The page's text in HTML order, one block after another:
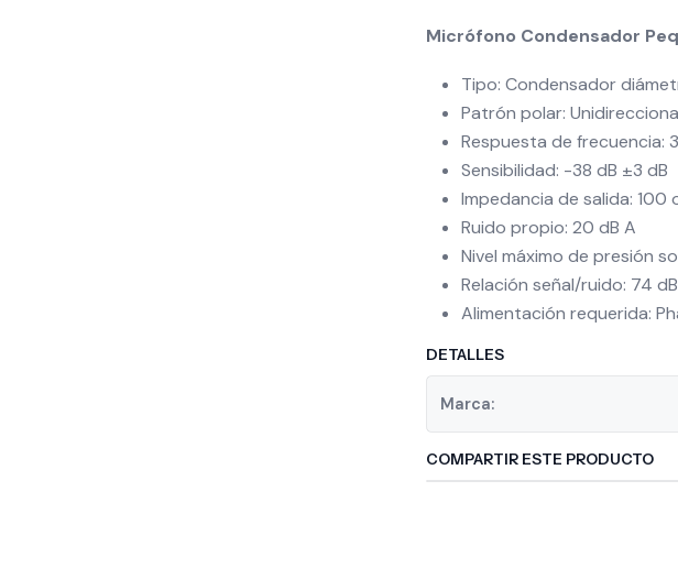
Micrófono Condensador
Tipo: Condensador
Patrón polar:
Respuesta de frecuencia:
Sensibilidad: -38 dB ±3 dB
Impedancia de salida: 100
Ruido propio: 20 dB A
Nivel máximo de presión
Relación señal/ruido: 74 dB
Alimentación requerida:
DETALLES
Marca:
COMPARTIR ESTE PRODUCTO